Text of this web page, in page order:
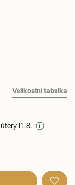
Velikostní tabulka
11. 8.